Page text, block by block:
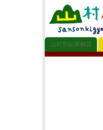
山村型起業解説